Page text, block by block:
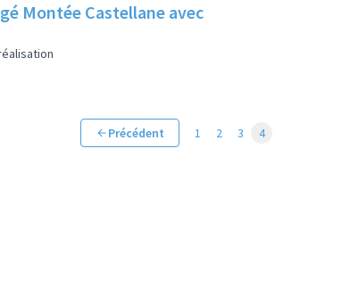
Montée Castellane avec
Précédent 1 2 3 4